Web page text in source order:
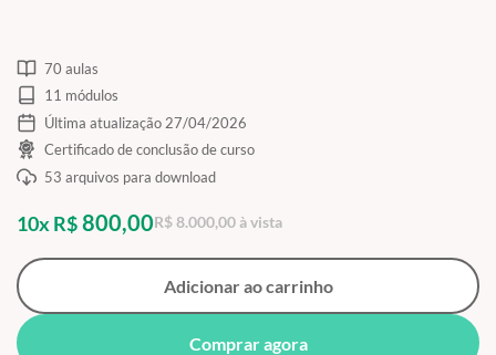
70 aulas
11 módulos
Última atualização 27/04/2026
Certificado de conclusão de curso
53 arquivos para download
10x R$800,00R$ 8.000,00 à vista
Adicionar ao carrinho
Comprar agora